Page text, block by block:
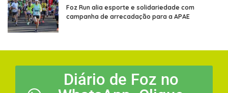
Foz Run alia esporte e solidariedade com
campanha de arrecadação para a APAE
Diário de Foz no